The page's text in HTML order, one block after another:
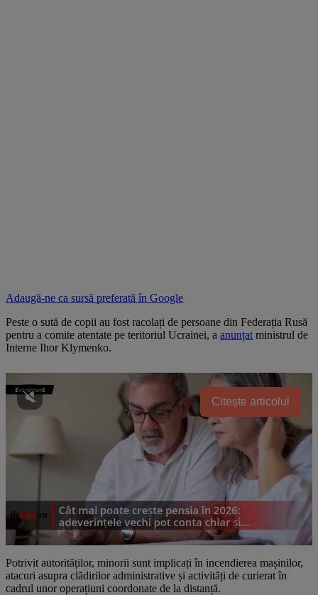
Adaugă-ne ca sursă preferată în Google
Peste o sută de copii au fost racolați de persoane din Federația Rusă
pentru a comite atentate pe teritoriul Ucrainei, a anunțat ministrul de
Interne Ihor Klymenko.
Citește articolul
Potrivit autorităților, minorii sunt implicați în incendierea mașinilor,
atacuri asupra clădirilor administrative și activități de curierat în
cadrul unor operațiuni coordonate de la distanță.